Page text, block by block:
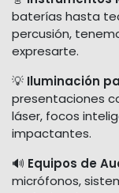
baterías hasta
percusión,
expresarte.
💡 Iluminación
presentaciones
láser, focos
impactantes.
🔊 Equipos de
micrófonos,